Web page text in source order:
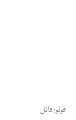
فوٹو: فائل